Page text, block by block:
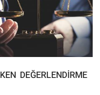
DEĞERLENDİRME